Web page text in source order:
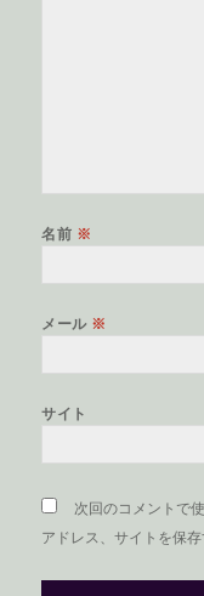
名前 ※
メール ※
サイト
次回のコメントで
アドレス、サイトを保存